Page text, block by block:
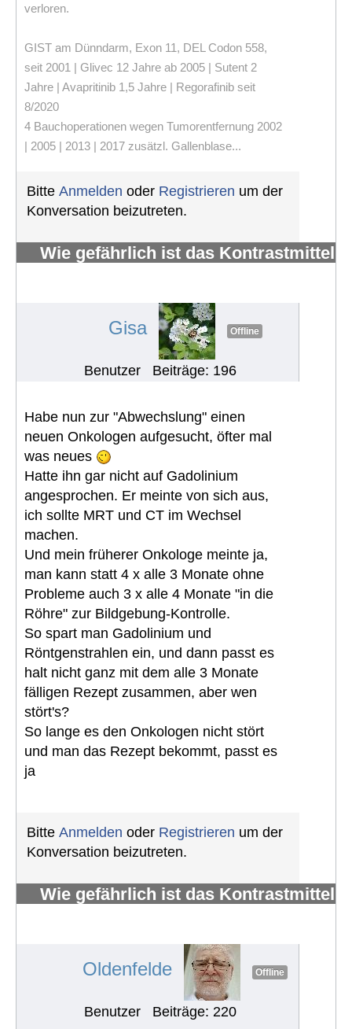
verloren.
GIST am Dünndarm, Exon 11, DEL Codon 558,
seit 2001 | Glivec 12 Jahre ab 2005 | Sutent 2
Jahre | Avapritinib 1,5 Jahre | Regorafinib seit
8/2020
4 Bauchoperationen wegen Tumorentfernung 2002
| 2005 | 2013 | 2017 zusätzl. Gallenblase...
Bitte Anmelden oder Registrieren um der
Konversation beizutreten.
Wie gefährlich ist das Kontrastmittel
Gisa Offline
Benutzer Beiträge: 196
Habe nun zur "Abwechslung" einen
neuen Onkologen aufgesucht, öfter mal
was neues
Hatte ihn gar nicht auf Gadolinium
angesprochen. Er meinte von sich aus,
ich sollte MRT und CT im Wechsel
machen.
Und mein früherer Onkologe meinte ja,
man kann statt 4 x alle 3 Monate ohne
Probleme auch 3 x alle 4 Monate "in die
Röhre" zur Bildgebung-Kontrolle.
So spart man Gadolinium und
Röntgenstrahlen ein, und dann passt es
halt nicht ganz mit dem alle 3 Monate
fälligen Rezept zusammen, aber wen
stört's?
So lange es den Onkologen nicht stört
und man das Rezept bekommt, passt es
ja
Bitte Anmelden oder Registrieren um der
Konversation beizutreten.
Wie gefährlich ist das Kontrastmittel
Oldenfelde Offline
Benutzer Beiträge: 220